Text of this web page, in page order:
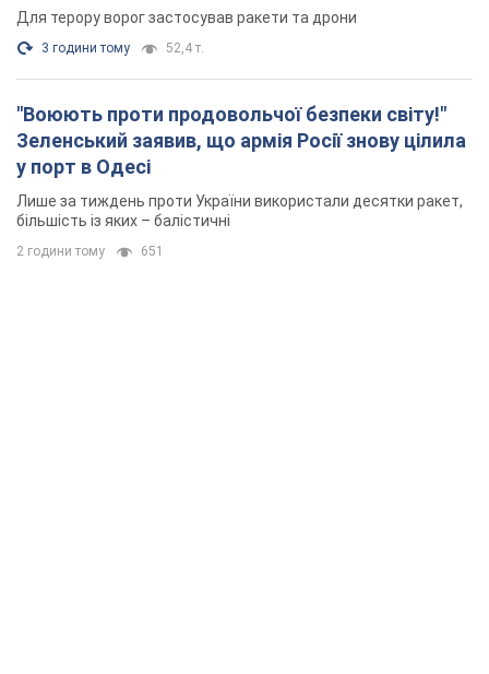
Для терору ворог застосував ракети та дрони
3 години тому 52,4 т.
"Воюють проти продовольчої безпеки світу!"
Зеленський заявив, що армія Росії знову цілила
у порт в Одесі
Лише за тиждень проти України використали десятки ракет,
більшість із яких – балістичні
2 години тому 651